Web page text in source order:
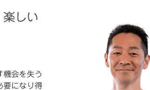
しい
機会を失う
要になり得